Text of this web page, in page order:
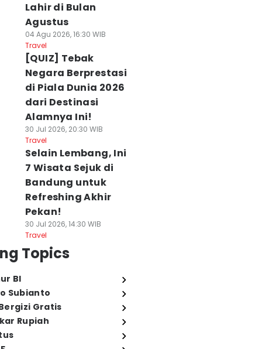
Lahir di Bulan
Agustus
04 Agu 2026, 16:30 WIB
Travel
[QUIZ] Tebak
Negara Berprestasi
di Piala Dunia 2026
dari Destinasi
Alamnya Ini!
30 Jul 2026, 20:30 WIB
Travel
Selain Lembang, Ini
7 Wisata Sejuk di
Bandung untuk
Refreshing Akhir
Pekan!
30 Jul 2026, 14:30 WIB
Travel
Topics
BI
Subianto
Gratis
Rupiah